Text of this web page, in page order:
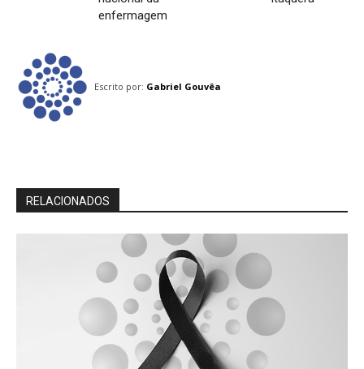
enfermagem
Escrito por: Gabriel Gouvêa
RELACIONADOS